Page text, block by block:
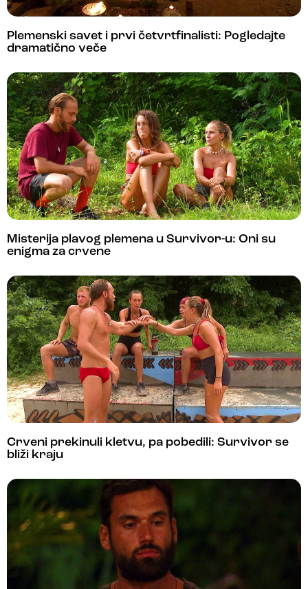
Plemenski savet i prvi četvrtfinalisti: Pogledajte
dramatično veče
Misterija plavog plemena u Survivor-u: Oni su
enigma za crvene
Crveni prekinuli kletvu, pa pobedili: Survivor se
bliži kraju